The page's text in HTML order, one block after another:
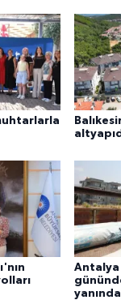
Antalya
yanında